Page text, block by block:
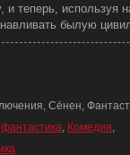
и теперь, используя
былую
Сёнен,
фантастика, Комедия,